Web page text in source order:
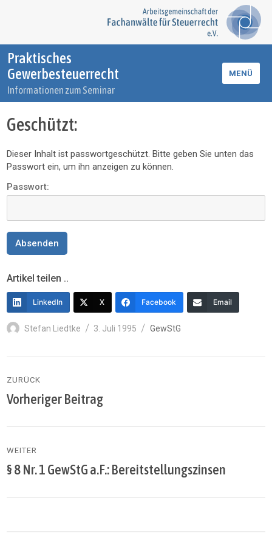
Praktisches
Gewerbesteuerrecht
Informationen zum Seminar
MENÜ
Geschützt:
Dieser Inhalt ist passwortgeschützt. Bitte geben Sie unten das
Passwort ein, um ihn anzeigen zu können.
Passwort:
Artikel teilen ..
LinkedIn X Facebook Email
Autor
Stefan Liedtke
Veröffentlicht
3. Juli 1995 Kategorien
GewStG
ZURÜCK
Vorheriger
Vorheriger Beitrag
WEITER
Nächster
§ 8 Nr. 1 GewStG a.F.: Bereitstellungszinsen